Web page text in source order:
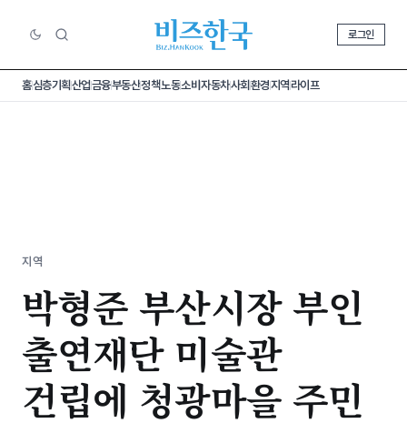
로그인
홈심층기획산업금융부동산정책노동소비 자동차사회환경지역라이프
지역
박형준 부산시장 부인
출연재단 미술관
건립에 청광마을 주민